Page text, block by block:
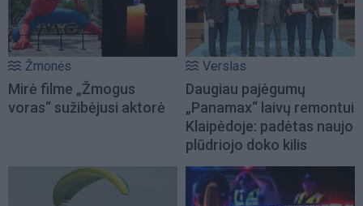
Žmonės
Mirė filme „Žmogus
voras“ sužibėjusi aktorė
Verslas
Daugiau pajėgumų
„Panamax“ laivų remontui
Klaipėdoje: padėtas naujo
plūdriojo doko kilis